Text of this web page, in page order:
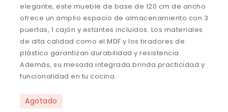
elegante, este mueble de base de 120 cm de ancho
ofrece un amplio espacio de almacenamiento con 3
puertas, 1 cajón y estantes incluidos. Los materiales
de alta calidad como el MDF y los tiradores de
plástico garantizan durabilidad y resistencia.
Además, su mesada integrada brinda practicidad y
funcionalidad en tu cocina.
Agotado